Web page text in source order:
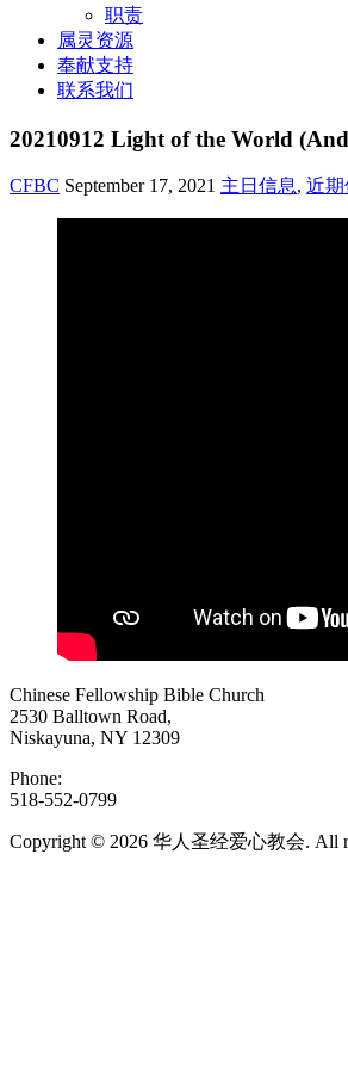
职责
属灵资源
奉献支持
联系我们
20210912 Light of the World
CFBC September 17, 2021 主日信息, 近期
Chinese Fellowship Bible Church
2530 Balltown Road,
Niskayuna, NY 12309
Phone:
518-552-0799
Copyright © 2026 华人圣经爱心教会. All